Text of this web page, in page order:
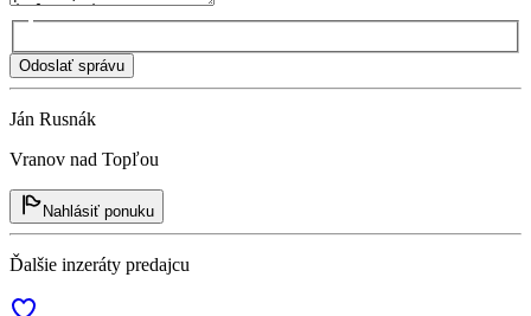
Odoslať správu
Ján Rusnák
Vranov nad Topľou
Nahlásiť ponuku
Ďalšie inzeráty predajcu